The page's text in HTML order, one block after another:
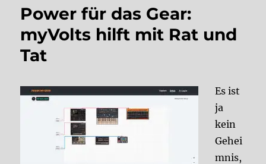
Power für das Gear:
myVolts hilft mit Rat und
Tat
Es ist
ja
kein
Gehei
mnis,